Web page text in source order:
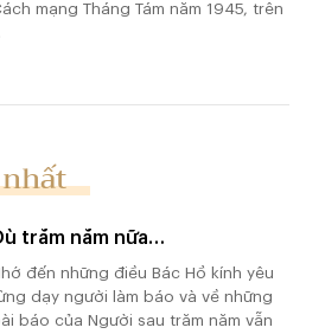
mạng Tháng Tám năm 1945, trên
trăm năm nữa…
đến những điều Bác Hồ kính yêu
dạy người làm báo và về những
báo của Người sau trăm năm vẫn